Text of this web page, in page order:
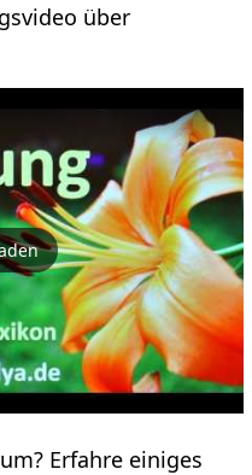
über